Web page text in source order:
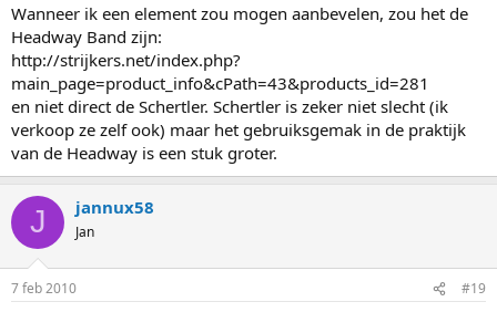
Wanneer ik een element zou mogen aanbevelen, zou het de
Headway Band zijn:
http://strijkers.net/index.php?
main_page=product_info&cPath=43&products_id=281
en niet direct de Schertler. Schertler is zeker niet slecht (ik
verkoop ze zelf ook) maar het gebruiksgemak in de praktijk
van de Headway is een stuk groter.
J jannux58
Jan
7 feb 2010 #19